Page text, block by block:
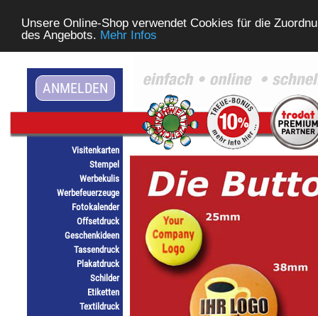
Unsere Online-Shop verwendet Cookies für die
des Angebots. Mehr Infos
ANMELDEN
Visitenkarten
Stempel
Werbekulis
Werbefeuerzeuge
Fotokalender
Offsetdruck
Geschenkideen
Tassendruck
Plakatdruck
Schilder
Etiketten
Textildruck